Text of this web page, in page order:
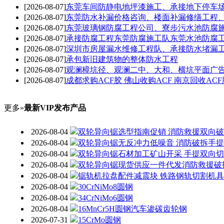
[2026-08-07]东莞车间防静电地坪漆施工、承接地下停车
[2026-08-07]东莞防水补漏价格咨询、楼面补漏修缮工程
[2026-08-07]东莞玻璃钢防腐工程公司、寮步污水池防腐
[2026-08-07]承接防腐工程东莞防腐施工队东莞水池防腐
[2026-08-07]深圳市房屋漏水维修工程队、承接防水堵漏
[2026-08-07]承包新旧建筑物的整体防水工程
[2026-08-07]观澜樟坑径、观澜二中、大和、横坑平面广
[2026-08-07]成都求购ACF胶 佛山收购ACF 南京回收ACF
更多»最新VIP发布产品
2026-08-04
双轮异向锯选型指南促销 消防救援双向
2026-08-04
双轮异向锯无反冲力低噪音 消防破拆手
2026-08-04
双轮异向锯石材加工矿山开采 手提双向
2026-08-04
双轮异向锯现货供应一件代发消防救援
2026-08-04
锯轨机拉盘配件减震块 铁路钢轨切割机
2026-08-04
30CrNiMo8圆钢
2026-08-04
34CrNiMo6圆钢
2026-08-04
16MnCr5H圆钢汽车渗碳齿轮钢
2026-07-31
15CrMo圆钢